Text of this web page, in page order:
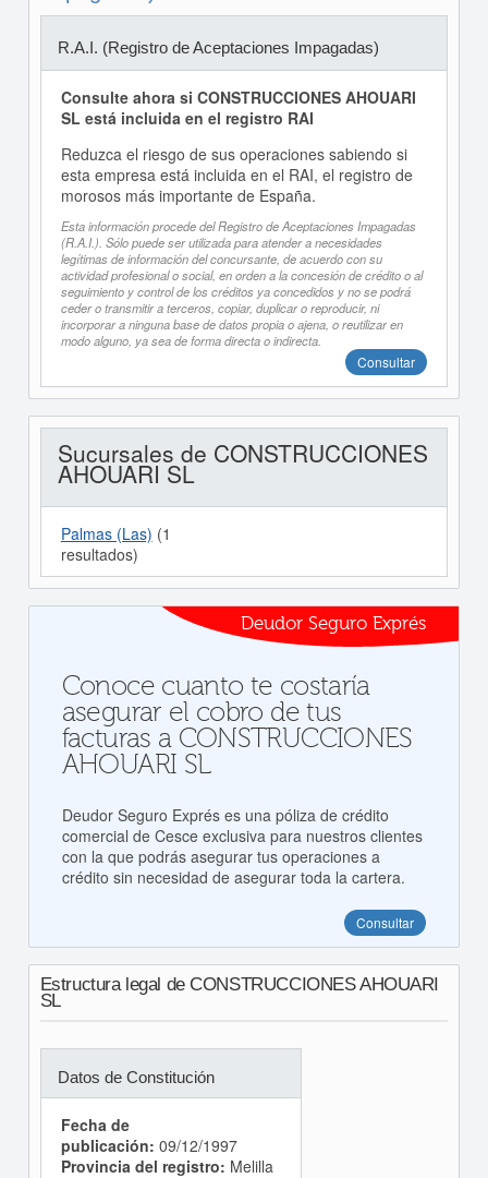
R.A.I. (Registro de Aceptaciones Impagadas)
Consulte ahora si CONSTRUCCIONES AHOUARI
SL está incluida en el registro RAI
Reduzca el riesgo de sus operaciones sabiendo si
esta empresa está incluida en el RAI, el registro de
morosos más importante de España.
Esta información procede del Registro de Aceptaciones Impagadas
(R.A.I.). Sólo puede ser utilizada para atender a necesidades
legítimas de información del concursante, de acuerdo con su
actividad profesional o social, en orden a la concesión de crédito o al
seguimiento y control de los créditos ya concedidos y no se podrá
ceder o transmitir a terceros, copiar, duplicar o reproducir, ni
incorporar a ninguna base de datos propia o ajena, o reutilizar en
modo alguno, ya sea de forma directa o indirecta.
Consultar
Sucursales de CONSTRUCCIONES
AHOUARI SL
Palmas (las) (1
resultados)
Deudor Seguro Exprés
Conoce cuanto te costaría
asegurar el cobro de tus
facturas a CONSTRUCCIONES
AHOUARI SL
Deudor Seguro Exprés es una póliza de crédito
comercial de Cesce exclusiva para nuestros clientes
con la que podrás asegurar tus operaciones a
crédito sin necesidad de asegurar toda la cartera.
Consultar
Estructura legal de CONSTRUCCIONES AHOUARI
SL
Datos de Constitución
Fecha de
publicación: 09/12/1997
Provincia del registro: Melilla